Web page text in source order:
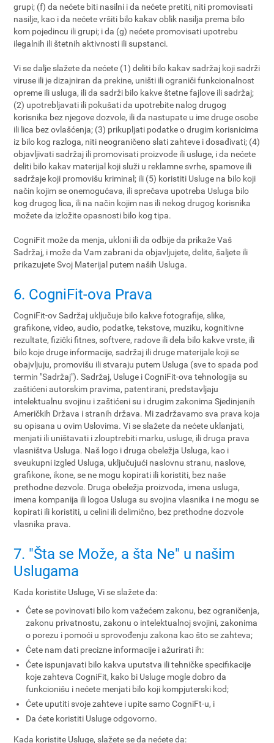
grupi; (f) da nećete biti nasilni i da nećete pretiti, niti promovisati
nasilje, kao i da nećete vršiti bilo kakav oblik nasilja prema bilo
kom pojedincu ili grupi; i da (g) nećete promovisati upotrebu
ilegalnih ili štetnih aktivnosti ili supstanci.
Vi se dalje slažete da nećete (1) deliti bilo kakav sadržaj koji sadrži
viruse ili je dizajniran da prekine, uništi ili ograniči funkcionalnost
opreme ili usluga, ili da sadrži bilo kakve štetne fajlove ili sadržaj;
(2) upotrebljavati ili pokušati da upotrebite nalog drugog
korisnika bez njegove dozvole, ili da nastupate u ime druge osobe
ili lica bez ovlašćenja; (3) prikupljati podatke o drugim korisnicima
iz bilo kog razloga, niti neograničeno slati zahteve i dosađivati; (4)
objavljivati sadržaj ili promovisati proizvode ili usluge, i da nećete
deliti bilo kakav materijal koji služi u reklamne svrhe, spamove ili
sadržaje koji promovišu kriminal; ili (5) koristiti Usluge na bilo koji
način kojim se onemogućava, ili sprečava upotreba Usluga bilo
kog drugog lica, ili na način kojim nas ili nekog drugog korisnika
možete da izložite opasnosti bilo kog tipa.
CogniFit može da menja, ukloni ili da odbije da prikaže Vaš
Sadržaj, i može da Vam zabrani da objavljujete, delite, šaljete ili
prikazujete Svoj Materijal putem naših Usluga.
6. CogniFit-ova Prava
CogniFit-ov Sadržaj uključuje bilo kakve fotografije, slike,
grafikone, video, audio, podatke, tekstove, muziku, kognitivne
rezultate, fizički fitnes, softvere, radove ili dela bilo kakve vrste, ili
bilo koje druge informacije, sadržaj ili druge materijale koji se
obajvljuju, promovišu ili stvaraju putem Usluga (sve to spada pod
termin "Sadržaj"). Sadržaj, Usluge i CogniFit-ova tehnologija su
zaštićeni autorskim pravima, patentirani, predstavljaju
intelektualnu svojinu i zaštićeni su i drugim zakonima Sjedinjenih
Američkih Država i stranih država. Mi zadržavamo sva prava koja
su opisana u ovim Uslovima. Vi se slažete da nećete uklanjati,
menjati ili uništavati i zlouptrebiti marku, usluge, ili druga prava
vlasništva Usluga. Naš logo i druga obeležja Usluga, kao i
sveukupni izgled Usluga, uključujući naslovnu stranu, naslove,
grafikone, ikone, se ne mogu kopirati ili koristiti, bez naše
prethodne dezvole. Druga obeležja proizvoda, imena usluga,
imena kompanija ili logoa Usluga su svojina vlasnika i ne mogu se
kopirati ili koristiti, u celini ili delimično, bez prethodne dozvole
vlasnika prava.
7. "Šta se Može, a šta Ne" u našim
Uslugama
Kada koristite Usluge, Vi se slažete da:
Ćete se povinovati bilo kom važećem zakonu, bez ograničenja,
zakonu privatnostu, zakonu o intelektualnoj svojini, zakonima
o porezu i pomoći u sprovođenju zakona kao što se zahteva;
Ćete nam dati precizne informacije i ažurirati ih:
Ćete ispunjavati bilo kakva uputstva ili tehničke specifikacije
koje zahteva CogniFit, kako bi Usluge mogle dobro da
funkcionišu i nećete menjati bilo koji kompjuterski kod;
Ćete uputiti svoje zahteve i upite samo CogniFt-u, i
Da ćete koristiti Usluge odgovorno.
Kada koristite Usluge, slažete se da nećete da: